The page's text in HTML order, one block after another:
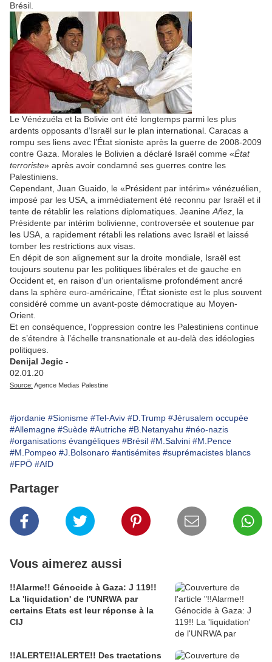
Brésil.
Le Vénézuéla et la Bolivie ont été longtemps parmi les plus
ardents opposants d’Israël sur le plan international. Caracas a
rompu ses liens avec l’État sioniste après la guerre de 2008-2009
contre Gaza. Morales le Bolivien a déclaré Israël comme «État
terroriste» après avoir condamné ses guerres contre les
Palestiniens.
Cependant, Juan Guaido, le «Président par intérim» vénézuélien,
imposé par les USA, a immédiatement été reconnu par Israël et il
tente de rétablir les relations diplomatiques. Jeanine Añez , la
Présidente par intérim bolivienne, controversée et soutenue par
les USA, a rapidement rétabli les relations avec Israël et laissé
tomber les restrictions aux visas.
En dépit de son alignement sur la droite mondiale, Israël est
toujours soutenu par les politiques libérales et de gauche en
Occident et, en raison d’un orientalisme profondément ancré
dans la sphère euro-américaine, l’État sioniste est le plus souvent
considéré comme un avant-poste démocratique au Moyen-
Orient.
Et en conséquence, l’oppression contre les Palestiniens continue
de s’étendre à l’échelle transnationale et au-delà des idéologies
politiques.
Denijal Jegic -
02.01.20
Source: Agence Medias Palestine
#jordanie #Sionisme #Tel-Aviv #D.Trump #Jérusalem occupée
#Allemagne #Suède #Autriche #B.Netanyahu #néo-nazis
#organisations évangéliques #Brésil #M.Salvini #M.Pence
#M.Pompeo #J.Bolsonaro #antisémites #suprémacistes blancs
#FPÖ #AfD
Partager
Vous aimerez aussi
!!Alarme!! Génocide à Gaza: J 119!!
La 'liquidation' de l'UNRWA par
certains Etats est leur réponse à la
CIJ
!!ALERTE!!ALERTE!! Des tractations